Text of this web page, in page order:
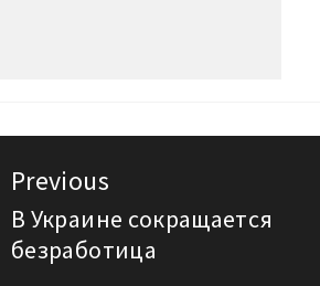
Previous
Previous
post:
В Украине сокращается
безработица